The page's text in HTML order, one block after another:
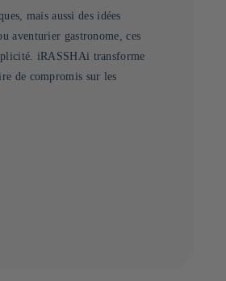
mais aussi des idées
aventurier gastronome, ces
iRASSHAi transforme
de compromis sur les